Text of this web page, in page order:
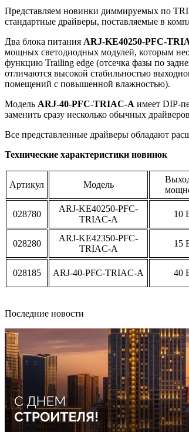
Представляем новинки диммируемых по
стандартные драйверы, поставляемые в
Два блока питания ARJ-KE40250-PFC-
мощных светодиодных модулей, которым
функцию Trailing edge (отсечка фазы по
отличаются высокой стабильностью
помещений с повышенной влажностью).
Модель ARJ-40-PFC-TRIAC-A имеет DIP-
заменить сразу несколько обычных
Все представленные драйверы обладают
Технические характеристики новинок
Артикул Модель
028780
ARJ-KE40250-PFC-
TRIAC-A
10
028280
ARJ-KE42350-PFC-
TRIAC-A
15
028185 ARJ-40-PFC-TRIAC-A 40
Последние новости